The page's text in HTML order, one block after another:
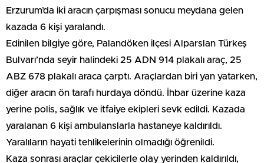
Erzurum’da iki aracın çarpışması sonucu meydana gelen
kazada 6 kişi yaralandı.
Edinilen bilgiye göre, Palandöken ilçesi Alparslan Türkeş
Bulvarı’nda seyir halindeki 25 ADN 914 plakalı araç, 25
ABZ 678 plakalı araca çarptı. Araçlardan biri yan yatarken,
diğer aracın ön tarafı hurdaya döndü. İhbar üzerine kaza
yerine polis, sağlık ve itfaiye ekipleri sevk edildi. Kazada
yaralanan 6 kişi ambulanslarla hastaneye kaldırıldı.
Yaralıların hayati tehlikelerinin olmadığı öğrenildi.
Kaza sonrası araçlar çekicilerle olay yerinden kaldırıldı,